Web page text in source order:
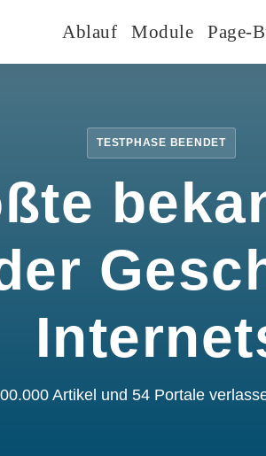
Ablauf Module Page-
TESTPHASE BEENDET
Artikel und 54 Portale